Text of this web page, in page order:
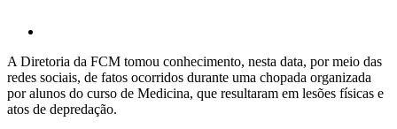
A Diretoria da FCM tomou conhecimento, nesta data, por meio das
redes sociais, de fatos ocorridos durante uma chopada organizada
por alunos do curso de Medicina, que resultaram em lesões físicas e
atos de depredação.